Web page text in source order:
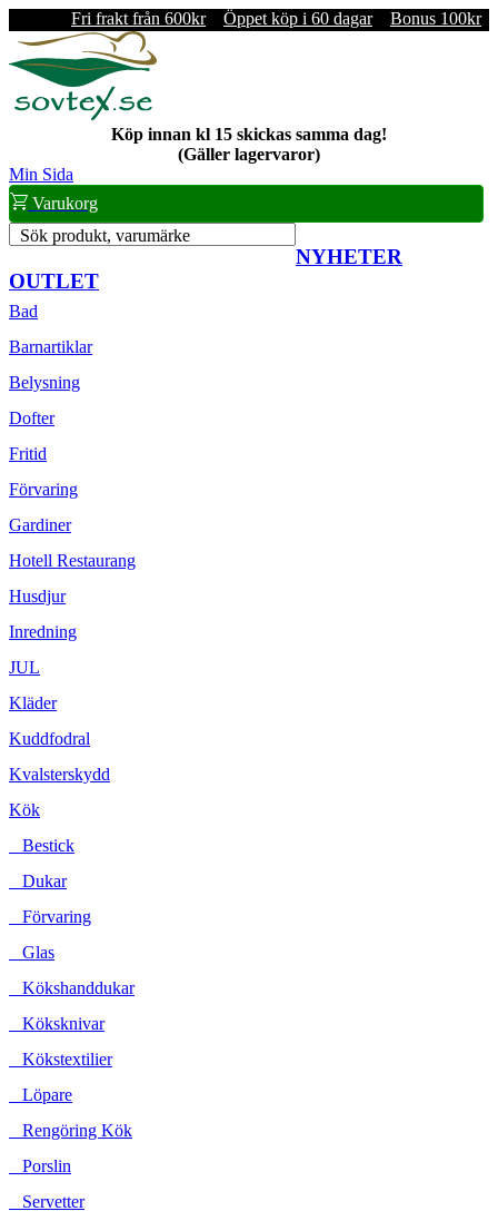
Fri frakt från 600kr Öppet köp i 60 dagar Bonus 100kr
Köp innan kl 15 skickas samma dag!
(Gäller lagervaror)
Min Sida
Varukorg
Sök produkt, varumärke
NYHETER
OUTLET
Bad
Barnartiklar
Belysning
Dofter
Fritid
Förvaring
Gardiner
Hotell Restaurang
Husdjur
Inredning
JUL
Kläder
Kuddfodral
Kvalsterskydd
Kök
Bestick
Dukar
Förvaring
Glas
Kökshanddukar
Köksknivar
Kökstextilier
Löpare
Rengöring Kök
Porslin
Servetter